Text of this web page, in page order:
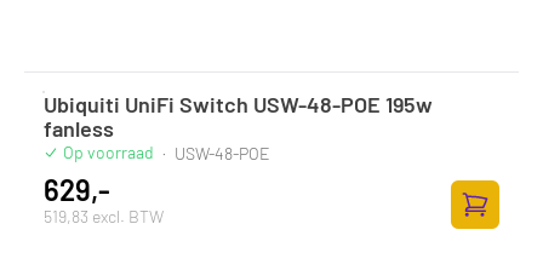
Ubiquiti UniFi Switch USW-48-POE 195w
fanless
Op voorraad · USW-48-POE
629,-
519,83 excl. BTW
Zum